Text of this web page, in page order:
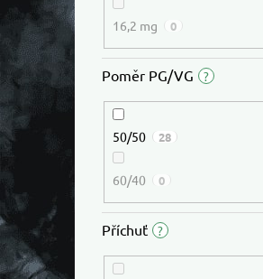
16,2 mg 0
Poměr PG/VG ?
50/50 28
60/40 0
Příchuť ?